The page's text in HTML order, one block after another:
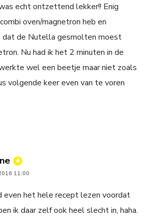
echt ontzettend lekker!! Enig
oven/magnetron heb en
dat de Nutella gesmolten moest
Nu had ik het 2 minuten in de
wel een beetje maar niet zoals
volgende keer even van te voren
says:
11:00
even het hele recept lezen voordat
ik daar zelf ook heel slecht in, haha.